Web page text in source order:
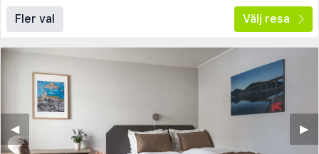
Fler val Välj resa
▶︎
◀︎